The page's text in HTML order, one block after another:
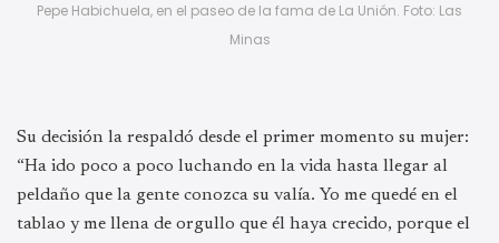
Pepe Habichuela, en el paseo de la fama de La Unión. Foto: Las
Minas
Su decisión la respaldó desde el primer momento su mujer:
“Ha ido poco a poco luchando en la vida hasta llegar al
peldaño que la gente conozca su valía. Yo me quedé en el
tablao y me llena de orgullo que él haya crecido, porque el